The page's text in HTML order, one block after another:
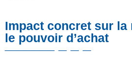
Impact concret sur la
le pouvoir d’achat